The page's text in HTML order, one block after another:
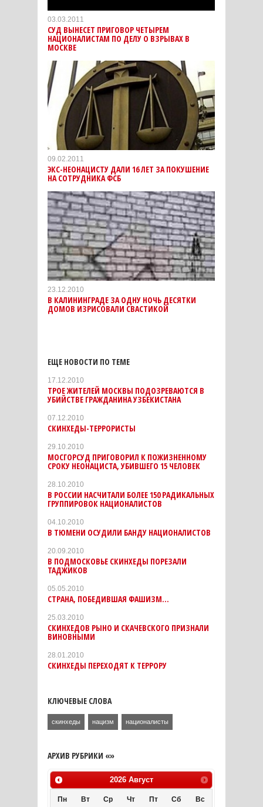
03.03.2011
СУД ВЫНЕСЕТ ПРИГОВОР ЧЕТЫРЕМ
НАЦИОНАЛИСТАМ ПО ДЕЛУ О ВЗРЫВАХ В
МОСКВЕ
09.02.2011
ЭКС-НЕОНАЦИСТУ ДАЛИ 16 ЛЕТ ЗА ПОКУШЕНИЕ
НА СОТРУДНИКА ФСБ
23.12.2010
В КАЛИНИНГРАДЕ ЗА ОДНУ НОЧЬ ДЕСЯТКИ
ДОМОВ ИЗРИСОВАЛИ СВАСТИКОЙ
ЕЩЕ НОВОСТИ ПО ТЕМЕ
17.12.2010
ТРОЕ ЖИТЕЛЕЙ МОСКВЫ ПОДОЗРЕВАЮТСЯ В
УБИЙСТВЕ ГРАЖДАНИНА УЗБЕКИСТАНА
07.12.2010
СКИНХЕДЫ-ТЕРРОРИСТЫ
29.10.2010
МОСГОРСУД ПРИГОВОРИЛ К ПОЖИЗНЕННОМУ
СРОКУ НЕОНАЦИСТА, УБИВШЕГО 15 ЧЕЛОВЕК
28.10.2010
В РОССИИ НАСЧИТАЛИ БОЛЕЕ 150 РАДИКАЛЬНЫХ
ГРУППИРОВОК НАЦИОНАЛИСТОВ
04.10.2010
В ТЮМЕНИ ОСУДИЛИ БАНДУ НАЦИОНАЛИСТОВ
20.09.2010
В ПОДМОСКОВЬЕ СКИНХЕДЫ ПОРЕЗАЛИ
ТАДЖИКОВ
05.05.2010
СТРАНА, ПОБЕДИВШАЯ ФАШИЗМ...
25.03.2010
СКИНХЕДОВ РЫНО И СКАЧЕВСКОГО ПРИЗНАЛИ
ВИНОВНЫМИ
28.01.2010
СКИНХЕДЫ ПЕРЕХОДЯТ К ТЕРРОРУ
КЛЮЧЕВЫЕ СЛОВА
скинхеды нацизм националисты
АРХИВ РУБРИКИ «»
2026 Август
Пн Вт Ср Чт Пт Сб Вс